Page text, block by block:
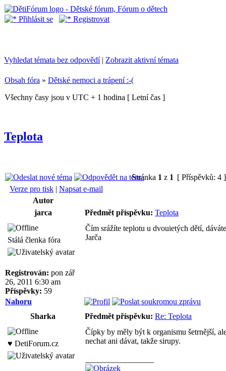
Přihlásit se Registrovat
Vyhledat témata bez odpovědí| Zobrazit aktivní témata
Obsah fóra » Dětské nemoci a trápení :-(
Všechny časy jsou v UTC + 1 hodina [ Letní čas ]
Teplota
Stránka 1 z 1 [ Příspěvků: 4
Verze pro tisk | Napsat e-mail
Autor
jarca
Předmět příspěvku: Teplota
Stálá členka fóra
Registrován: pon zář
26, 2011 6:30 am
Příspěvky: 59
Čím srážíte teplotu u dvouietých dětí,
Jarča
Nahoru
Sharka
Předmět příspěvku: Re: Teplota
♥ DetiForum.cz
Čípky by měly být k organismu šetrnější,
nechat ani dávat, takže sirupy.